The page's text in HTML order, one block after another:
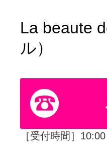
La beaute
ル）
［受付時間］